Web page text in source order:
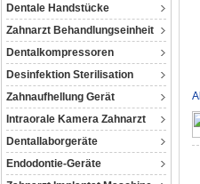
Dentale Handstücke
Zahnarzt Behandlungseinheit
Dentalkompressoren‎
Desinfektion Sterilisation
Zahnaufhellung Gerät
Intraorale Kamera Zahnarzt
Dentallaborgeräte
Endodontie-Geräte
All